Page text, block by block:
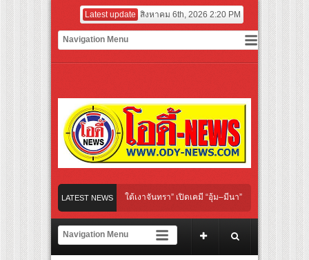
Latest update สิงหาคม 6th, 2026 2:20 PM
LATEST NEWS
“Under Her Rules ใต้เงาจันทรา” เปิดเคมี “อุ้ม–มีนา” ประกบคู่ครั้งสำคัญ ชวนแฟ
“เลิกอาย เลิกเงียบ เลิกชะล่าใจ” เรื่อง HPV ในแคมเปญ “HPV ไม่เป็นไร…ไม่ได้”
สียงเชียร์ สู่ทีมชาติไทย ชวนแฟนลูกยางใกล้ชิดนักตบสาวทีมชาติไทย 15 ส.ค.นี้